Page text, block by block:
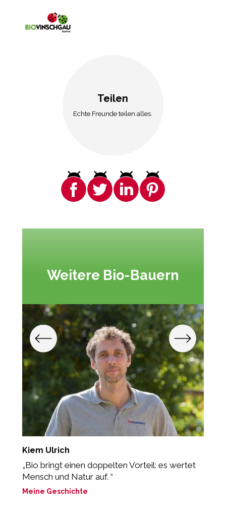
Teilen
Echte Freunde teilen alles.
Weitere Bio-Bauern
Kiem Ulrich
„Bio bringt einen doppelten Vorteil: es wertet
Mensch und Natur auf. “
Meine Geschichte